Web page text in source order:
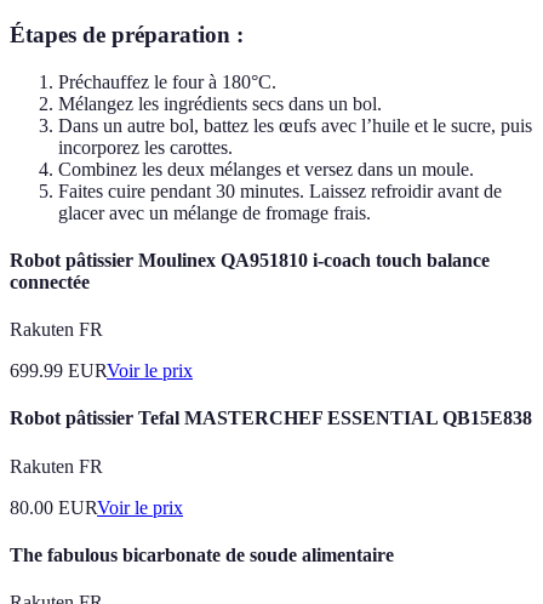
Étapes de préparation :
Préchauffez le four à 180°C.
Mélangez les ingrédients secs dans un bol.
Dans un autre bol, battez les œufs avec l’huile et le sucre, puis
incorporez les carottes.
Combinez les deux mélanges et versez dans un moule.
Faites cuire pendant 30 minutes. Laissez refroidir avant de
glacer avec un mélange de fromage frais.
Robot pâtissier Moulinex QA951810 i-coach touch balance
connectée
Rakuten FR
699.99 EURVoir le prix
Robot pâtissier Tefal MASTERCHEF ESSENTIAL QB15E838
Rakuten FR
80.00 EURVoir le prix
The fabulous bicarbonate de soude alimentaire